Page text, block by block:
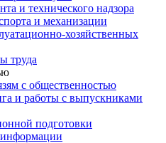
и технического надзора
и механизации
хозяйственных
труда
с общественностью
и работы с выпускниками
подготовки